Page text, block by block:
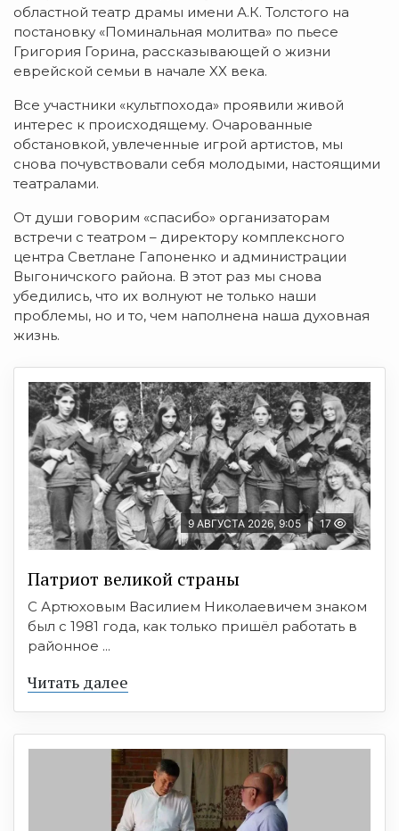
областной театр драмы имени А.К. Толстого на
постановку «Поминальная молитва» по пьесе
Григория Горина, рассказывающей о жизни
еврейской семьи в начале XX века.
Все участники «культпохода» проявили живой
интерес к происходящему. Очарованные
обстановкой, увлеченные игрой артистов, мы
снова почувствовали себя молодыми, настоящими
театралами.
От души говорим «спасибо» организаторам
встречи с театром – директору комплексного
центра Светлане Гапоненко и администрации
Выгоничского района. В этот раз мы снова
убедились, что их волнуют не только наши
проблемы, но и то, чем наполнена наша духовная
жизнь.
9 АВГУСТА 2026, 9:05 17
Патриот великой страны
С Артюховым Василием Николаевичем знаком
был с 1981 года, как только пришёл работать в
районное ...
Читать далее